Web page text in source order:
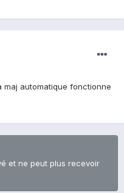
maj automatique fonctionne
et ne peut plus recevoir